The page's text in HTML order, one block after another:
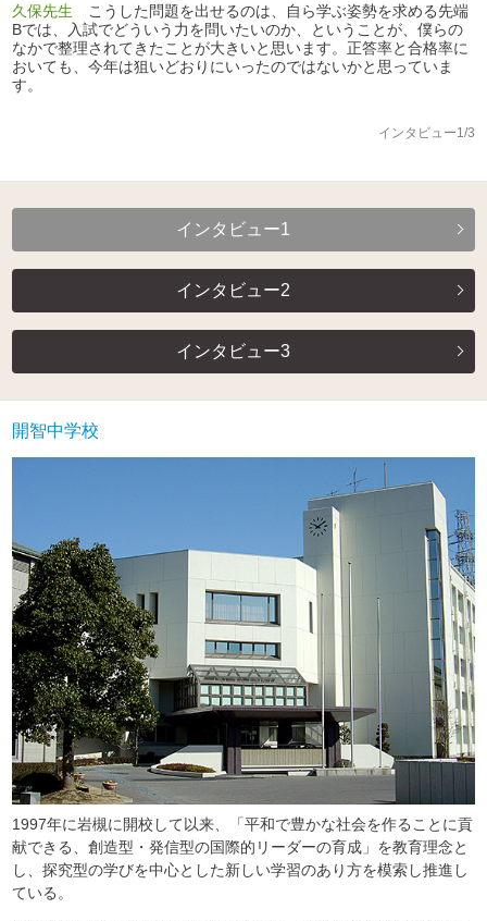
久保先生 こうした問題を出せるのは、自ら学ぶ姿勢を求める先端
Bでは、入試でどういう力を問いたいのか、ということが、僕らの
なかで整理されてきたことが大きいと思います。正答率と合格率に
おいても、今年は狙いどおりにいったのではないかと思っていま
す。
インタビュー1/3
インタビュー1
インタビュー2
インタビュー3
開智中学校
1997年に岩槻に開校して以来、「平和で豊かな社会を作ることに貢
献できる、創造型・発信型の国際的リーダーの育成」を教育理念と
し、探究型の学びを中心とした新しい学習のあり方を模索し推進し
ている。